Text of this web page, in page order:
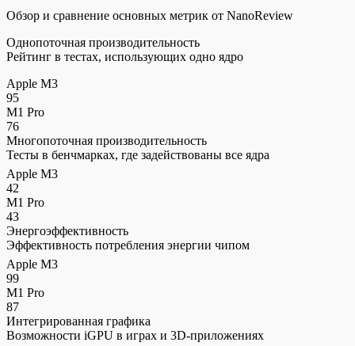
Обзор и сравнение основных метрик от NanoReview
Однопоточная производительность
Рейтинг в тестах, использующих одно ядро
Apple M3
95
M1 Pro
76
Многопоточная производительность
Тесты в бенчмарках, где задействованы все ядра
Apple M3
42
M1 Pro
43
Энергоэффективность
Эффективность потребления энергии чипом
Apple M3
99
M1 Pro
87
Интегрированная графика
Возможности iGPU в играх и 3D-приложениях